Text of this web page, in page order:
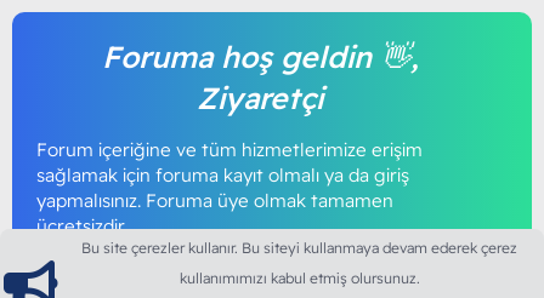
Foruma hoş geldin 👋,
Ziyaretçi
Forum içeriğine ve tüm hizmetlerimize erişim
sağlamak için foruma kayıt olmalı ya da giriş
yapmalısınız. Foruma üye olmak tamamen
ücretsizdir.
Giriş yap Şimdi kayıt ol
Bu site çerezler kullanır. Bu siteyi kullanmaya devam ederek çerez
kullanımımızı kabul etmiş olursunuz.